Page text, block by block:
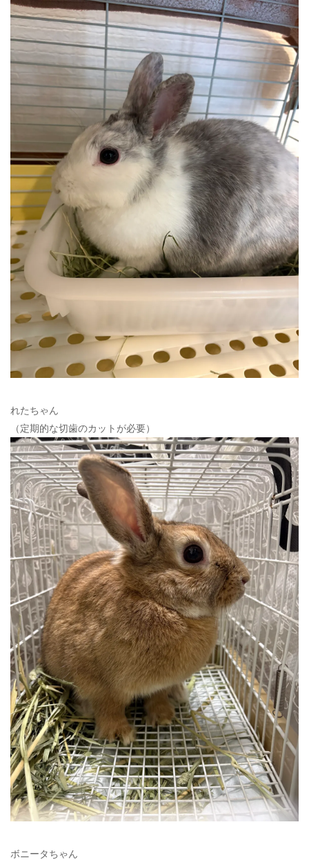
れたちゃん
（定期的な切歯のカットが必要）
ボニータちゃん